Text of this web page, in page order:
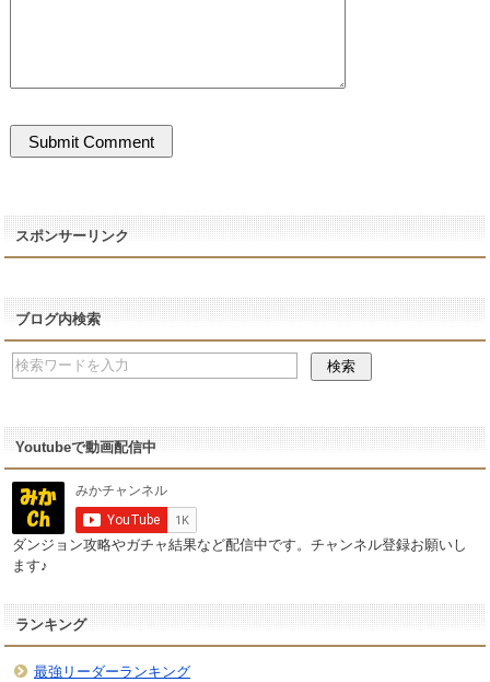
スポンサーリンク
ブログ内検索
Youtubeで動画配信中
ダンジョン攻略やガチャ結果など配信中です。チャンネル登録お願いし
ます♪
ランキング
最強リーダーランキング